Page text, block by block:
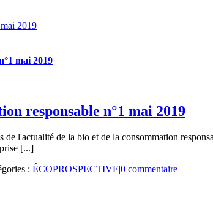
2019
mai 2019
responsable n°1 mai 2019
l'actualité de la bio et de la consommation
[...]
: ÉCOPROSPECTIVE|0 commentaire